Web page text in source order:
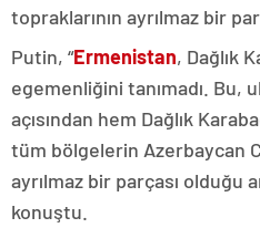
topraklarının ayrılmaz bir
Putin, “Ermenistan, Dağlık
egemenliğini tanımadı. Bu,
açısından hem Dağlık
tüm bölgelerin Azerbaycan
ayrılmaz bir parçası olduğu
konuştu.